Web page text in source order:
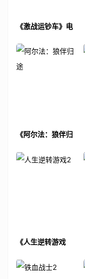
《激战运钞车》电
《阿尔法：狼伴归
《人生逆转游戏